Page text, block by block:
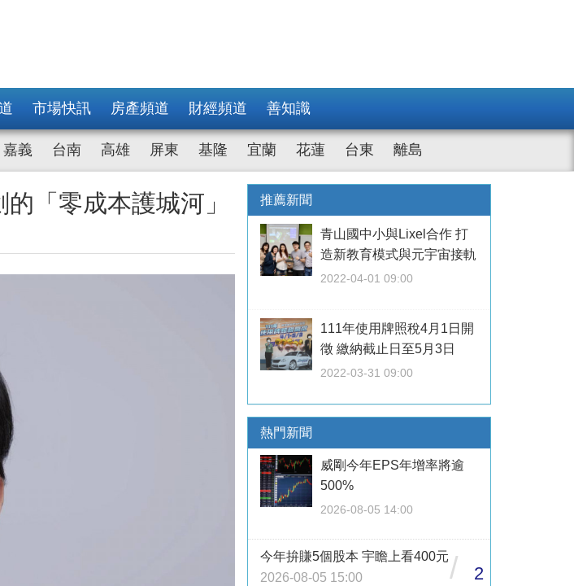
市場快訊 房產頻道 財經頻道 善知識
嘉義 台南 高雄 屏東 基隆 宜蘭 花蓮 台東 離島
「零成本護城河」 推薦新聞
青山國中小與Lixel合作 打
造新教育模式與元宇宙接軌
2022-04-01 09:00
111年使用牌照稅4月1日開
徵 繳納截止日至5月3日
2022-03-31 09:00
熱門新聞
威剛今年EPS年增率將逾
500%
2026-08-05 14:00
今年拚賺5個股本 宇瞻上看400元
2026-08-05 15:00
/ 2